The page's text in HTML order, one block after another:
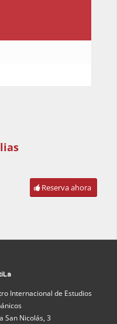
Reserva ahora
Internacional de Estudios
San Nicolás, 3